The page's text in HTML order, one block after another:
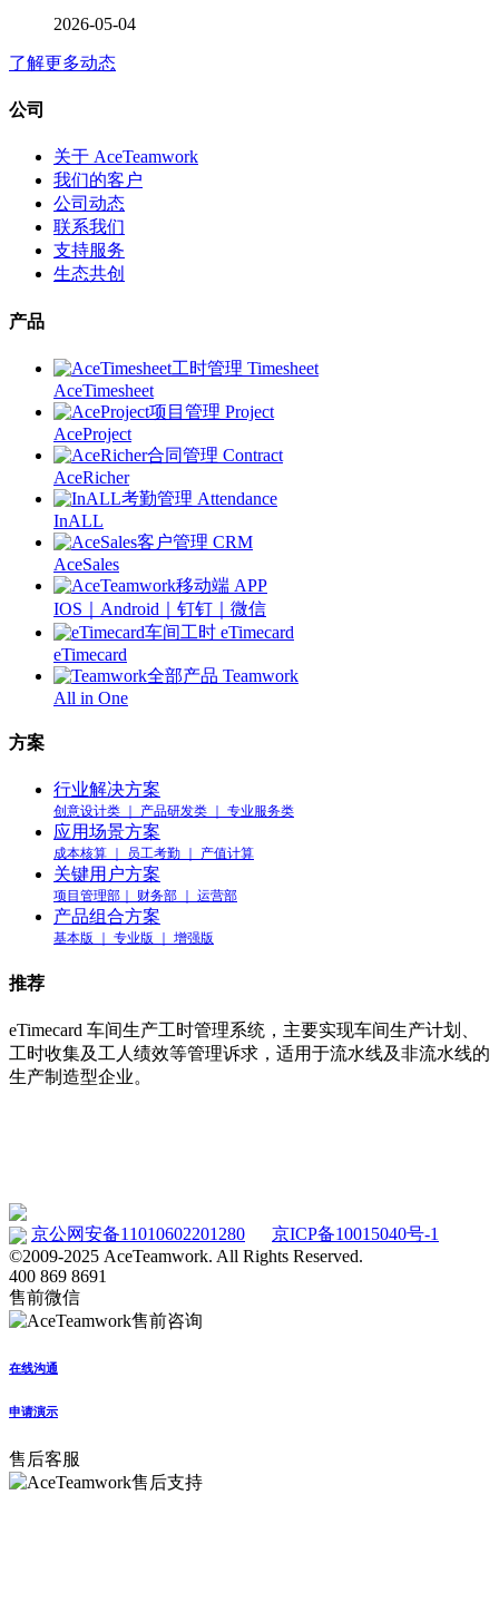
2026-05-04
了解更多动态
公司
关于 AceTeamwork
我们的客户
公司动态
联系我们
支持服务
生态共创
产品
工时管理 Timesheet
AceTimesheet
项目管理 Project
AceProject
合同管理 Contract
AceRicher
考勤管理 Attendance
InALL
客户管理 CRM
AceSales
移动端 APP
IOS｜Android｜钉钉｜微信
车间工时 eTimecard
eTimecard
全部产品 Teamwork
All in One
方案
行业解决方案
创意设计类 ｜ 产品研发类 ｜ 专业服务类
应用场景方案
成本核算 ｜ 员工考勤 ｜ 产值计算
关键用户方案
项目管理部｜ 财务部 ｜ 运营部
产品组合方案
基本版 ｜ 专业版 ｜ 增强版
推荐
eTimecard 车间生产工时管理系统，主要实现车间生产计划、
工时收集及工人绩效等管理诉求，适用于流水线及非流水线的
生产制造型企业。
京公网安备11010602201280
京ICP备10015040号-1
©2009-2025 AceTeamwork. All Rights Reserved.
400 869 8691
售前微信
在线沟通
申请演示
售后客服